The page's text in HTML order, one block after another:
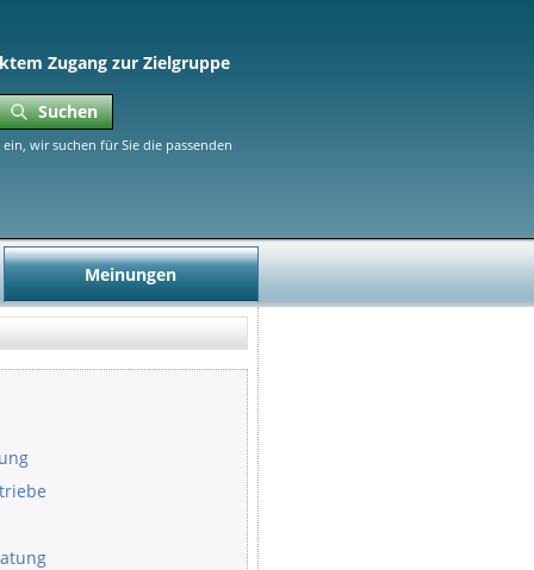
Zugang zur Zielgruppe
Suchen
wir suchen für Sie die passenden
Meinungen